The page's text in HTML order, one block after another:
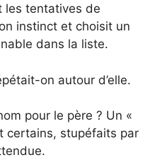
les tentatives de
instinct et choisit un
dans la liste.
on autour d’elle.
pour le père ? Un «
certains, stupéfaits par